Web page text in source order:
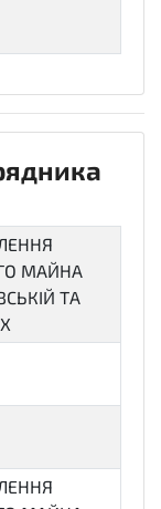
МАЙНА
ТА